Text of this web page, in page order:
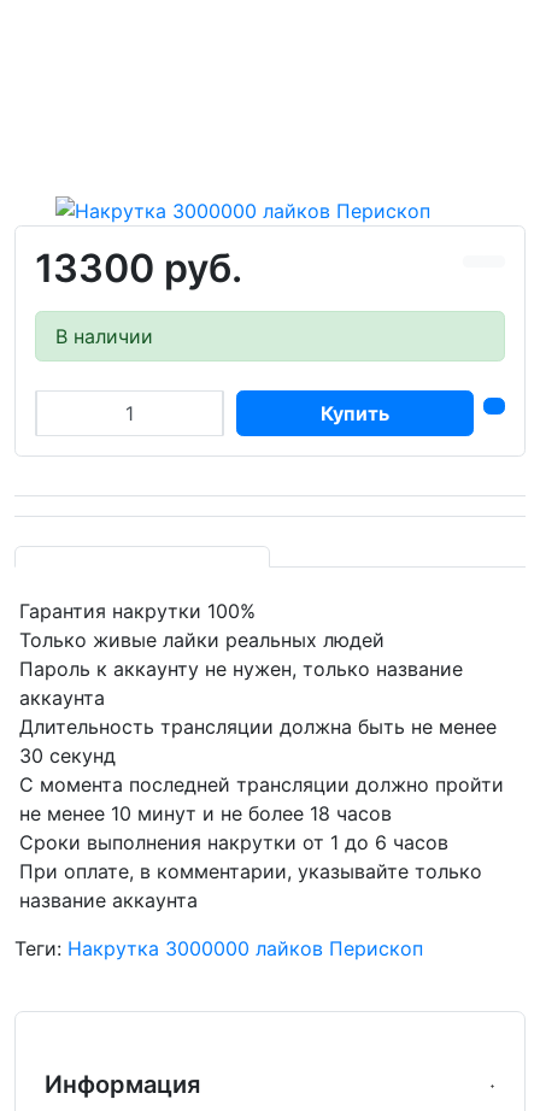
13300 руб.
В наличии
Купить
Гарантия накрутки 100%
Только живые лайки реальных людей
Пароль к аккаунту не нужен, только название
аккаунта
Длительность трансляции должна быть не менее
30 секунд
С момента последней трансляции должно пройти
не менее 10 минут и не более 18 часов
Сроки выполнения накрутки от 1 до 6 часов
При оплате, в комментарии, указывайте только
название аккаунта
Теги: Накрутка 3000000 лайков Перископ
Информация